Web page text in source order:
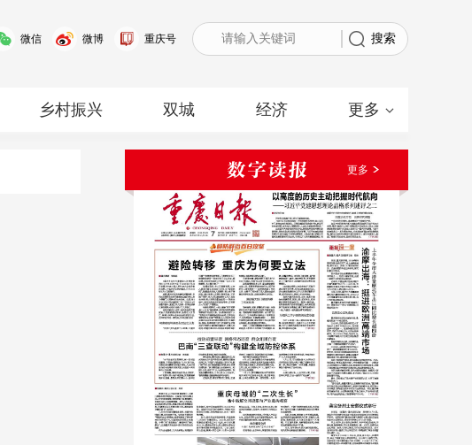
微信 微博 重庆号 搜索
乡村振兴 双城 经济 更多
更多